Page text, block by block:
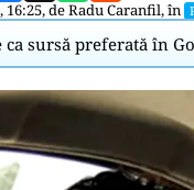
16:25, deRadu Caranfil, în
ca sursă preferată în